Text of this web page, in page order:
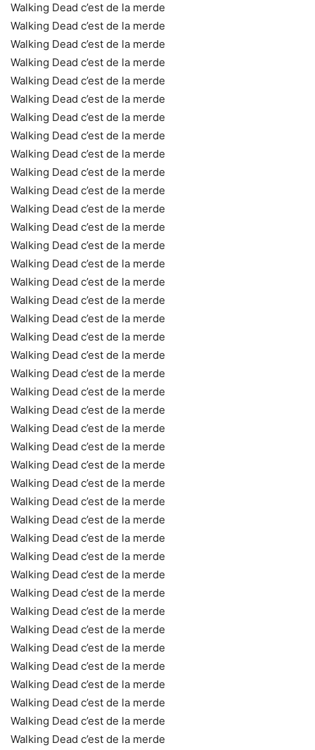
Walking Dead c’est de la merde
Walking Dead c’est de la merde
Walking Dead c’est de la merde
Walking Dead c’est de la merde
Walking Dead c’est de la merde
Walking Dead c’est de la merde
Walking Dead c’est de la merde
Walking Dead c’est de la merde
Walking Dead c’est de la merde
Walking Dead c’est de la merde
Walking Dead c’est de la merde
Walking Dead c’est de la merde
Walking Dead c’est de la merde
Walking Dead c’est de la merde
Walking Dead c’est de la merde
Walking Dead c’est de la merde
Walking Dead c’est de la merde
Walking Dead c’est de la merde
Walking Dead c’est de la merde
Walking Dead c’est de la merde
Walking Dead c’est de la merde
Walking Dead c’est de la merde
Walking Dead c’est de la merde
Walking Dead c’est de la merde
Walking Dead c’est de la merde
Walking Dead c’est de la merde
Walking Dead c’est de la merde
Walking Dead c’est de la merde
Walking Dead c’est de la merde
Walking Dead c’est de la merde
Walking Dead c’est de la merde
Walking Dead c’est de la merde
Walking Dead c’est de la merde
Walking Dead c’est de la merde
Walking Dead c’est de la merde
Walking Dead c’est de la merde
Walking Dead c’est de la merde
Walking Dead c’est de la merde
Walking Dead c’est de la merde
Walking Dead c’est de la merde
Walking Dead c’est de la merde